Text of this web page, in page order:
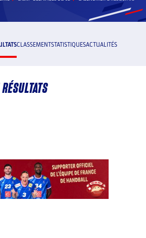
CLASSEMENTSTATISTIQUESACTUALITÉS